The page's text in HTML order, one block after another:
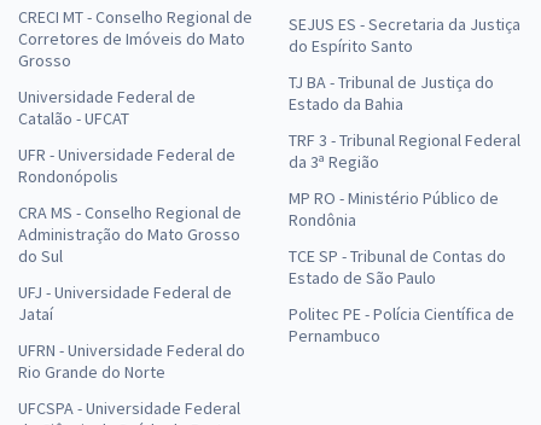
EMBRAPA - Empresa Brasileira de Pesquisa Agropecuária - Opção:
40004569 - Analista - Área - Transferência de Tecnologia e
Comunicação - Subárea: Gestão de Instrumentos de Parcerias e
R$ 439,92
à vista
R$36,66
Economize R$ 109,98 (-20%)
Comprar
EMBRAPA - Empresa Brasileira de Pesquisa Agropecuária - Opção
40002289: Analista – Área: Gestão de Pessoas – Subárea: Segurança
CRECI MT - Conselho Regional de
Corretores de Imóveis do Mato
Grosso
Universidade Federal de
Catalão - UFCAT
UFR - Universidade Federal de
Rondonópolis
CRA MS - Conselho Regional de
Administração do Mato Grosso
do Sul
UFJ - Universidade Federal de
Jataí
UFRN - Universidade Federal do
Rio Grande do Norte
UFCSPA - Universidade Federal
SEJUS ES - Secretaria da Justiça
do Espírito Santo
TJ BA - Tribunal de Justiça do
Estado da Bahia
TRF 3 - Tribunal Regional Federal
da 3ª Região
MP RO - Ministério Público de
Rondônia
TCE SP - Tribunal de Contas do
Estado de São Paulo
Politec PE - Polícia Científica de
Pernambuco